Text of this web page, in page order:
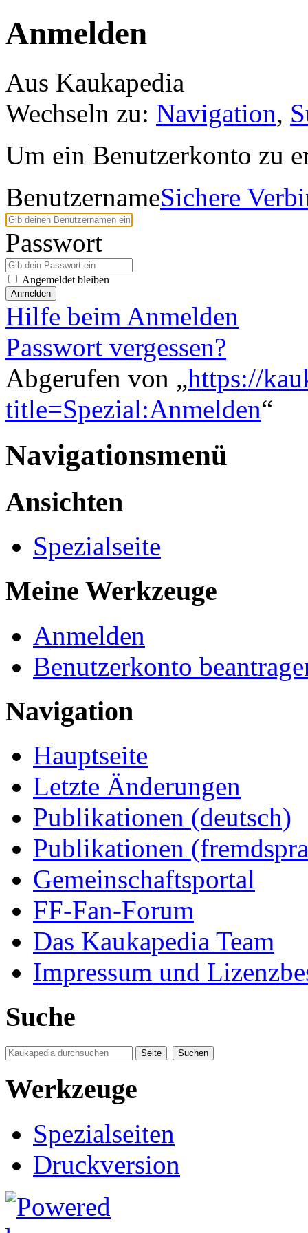
Anmelden
Aus Kaukapedia
Wechseln zu: Navigation,
Um ein Benutzerkonto zu
BenutzernameSichere
Passwort
Angemeldet bleiben
Anmelden
Hilfe beim Anmelden
Passwort vergessen?
Abgerufen von „https://
title=Spezial:Anmelden“
Navigationsmenü
Ansichten
Spezialseite
Meine Werkzeuge
Anmelden
Benutzerkonto
Navigation
Hauptseite
Letzte Änderungen
Publikationen (deutsch)
Publikationen
Gemeinschaftsportal
FF-Fan-Forum
Das Kaukapedia Team
Impressum und
Suche
Werkzeuge
Spezialseiten
Druckversion